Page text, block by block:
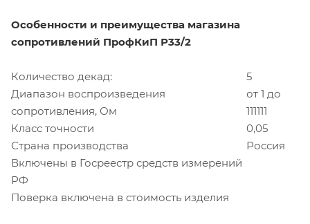
Особенности и преимущества магазина
сопротивлений ПрофКиП Р33/2
Количество декад:
5
Диапазон воспроизведения
сопротивления, Ом
от 1 до
111111
Класс точности
0,05
Страна производства
Россия
Включены в Госреестр средств измерений
РФ
Поверка включена в стоимость изделия